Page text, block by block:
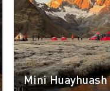
Huayhuash Trek